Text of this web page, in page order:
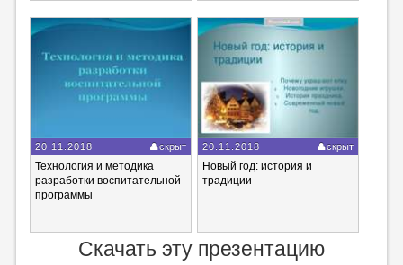
20.11.2018 скрыт
Технология и методика
разработки воспитательной
программы
20.11.2018 скрыт
Новый год: история и
традиции
Скачать эту презентацию